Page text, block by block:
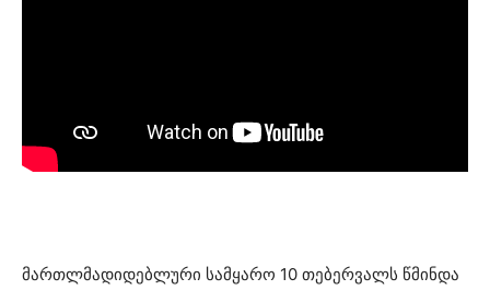
მართლმადიდებლური სამყარო 10 თებერვალს წმინდა